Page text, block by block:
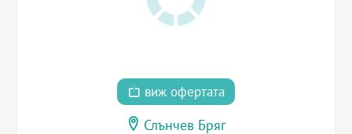
виж офертата
Слънчев Бряг